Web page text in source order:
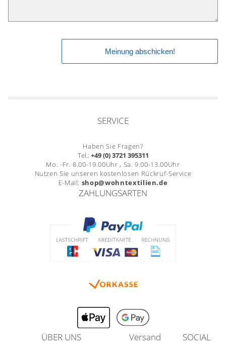
SERVICE
Haben Sie Fragen?
Tel.: +49 (0) 3721 395311
Mo. -Fr. 8.00-19.00Uhr , Sa. 9.00-13.00Uhr
Nutzen Sie unseren kostenlosen Rückruf-Service
E-Mail: shop@wohntextilien.de
ZAHLUNGSARTEN
ÜBER UNS Versand SOCIAL